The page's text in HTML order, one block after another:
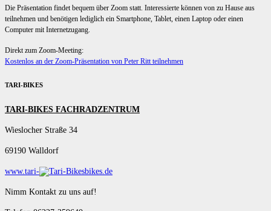
Die Präsentation findet bequem über Zoom statt. Interessierte können von zu Hause aus
teilnehmen und benötigen lediglich ein Smartphone, Tablet, einen Laptop oder einen
Computer mit Internetzugang.
Direkt zum Zoom-Meeting:
Kostenlos an der Zoom-Präsentation von Peter Ritt teilnehmen
TARI-BIKES
TARI-BIKES FACHRADZENTRUM
Wieslocher Straße 34
69190 Walldorf
www.tari- bikes.de
Nimm Kontakt zu uns auf!